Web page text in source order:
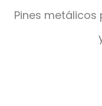
Pines